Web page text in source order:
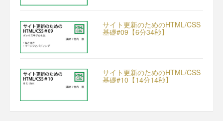
サイト更新のためのHTML/CSS
基礎#09【6分34秒】
サイト更新のためのHTML/CSS
基礎#10【14分14秒】